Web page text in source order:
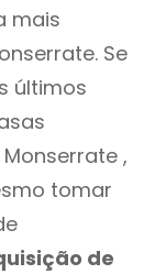
mais
Se
últimos
,
tomar
de